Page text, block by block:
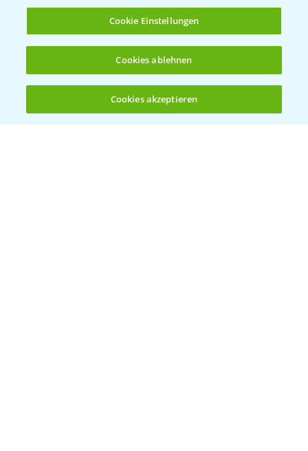
5:16
Ergebnisse der Häckselversuche in der
28.10.2024
(noch 4)
Cookie Einstellungen
Cookies ablehnen
Cookies akzeptieren